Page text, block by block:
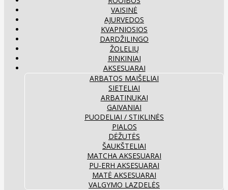
VAISINĖ
AJURVEDOS
KVAPNIOSIOS
DARDŽILINGO
ŽOLELIŲ
RINKINIAI
AKSESUARAI
ARBATOS MAIŠELIAI
SIETELIAI
ARBATINUKAI
GAIVANIAI
PUODELIAI / STIKLINĖS
PIALOS
DĖŽUTĖS
ŠAUKŠTELIAI
MATCHA AKSESUARAI
PU-ERH AKSESUARAI
MATĖ AKSESUARAI
VALGYMO LAZDELĖS